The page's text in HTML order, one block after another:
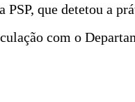
que detetou a
com o